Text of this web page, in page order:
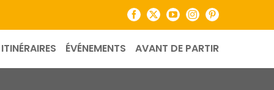
Facebook
X YouTubeInstagramPinterest
ÉVÉNEMENTS AVANT DE PARTIR